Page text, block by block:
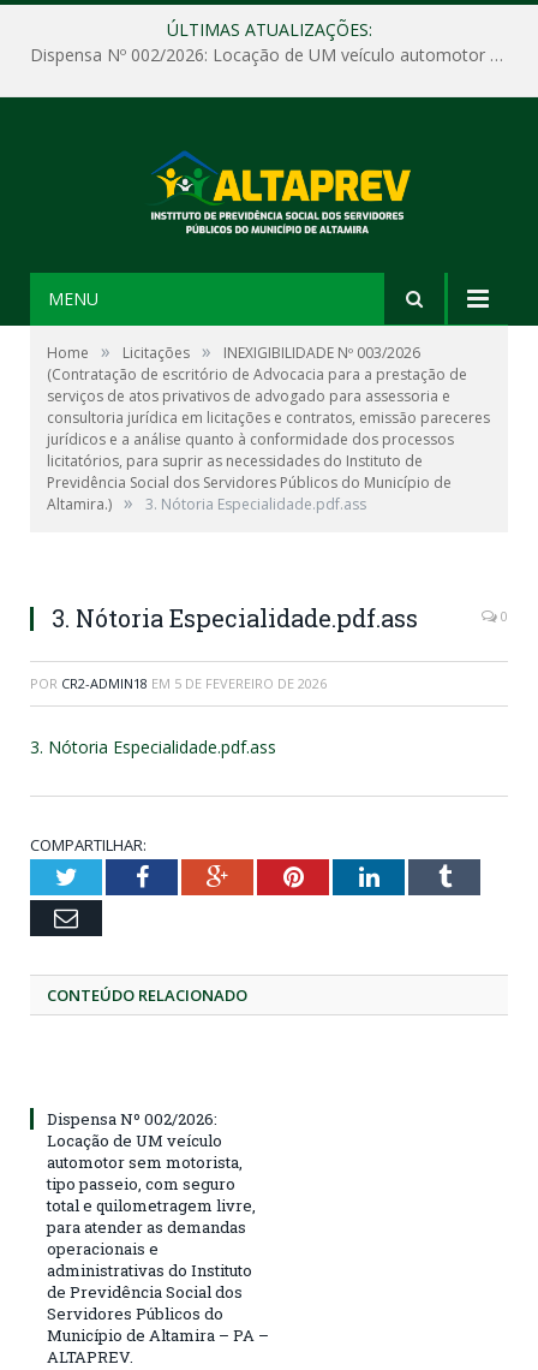
ÚLTIMAS ATUALIZAÇÕES:
Dispensa Nº 002/2026: Locação de UM veículo automotor sem motorista, tipo passeio, com seguro total e quilometragem livre, para atender as demandas operacionais e administrativas do Instituto de Previdência Social dos Servidores Públicos do Município de Altamira – PA – ALTAPREV.
MENU
Home » Licitações »
INEXIGIBILIDADE Nº 003/2026
(Contratação de escritório de Advocacia para a prestação de
serviços de atos privativos de advogado para assessoria e
consultoria jurídica em licitações e contratos, emissão pareceres
jurídicos e a análise quanto à conformidade dos processos
licitatórios, para suprir as necessidades do Instituto de
Previdência Social dos Servidores Públicos do Município de
Altamira.) » 3. Nótoria Especialidade.pdf.ass
3. Nótoria Especialidade.pdf.ass 0
POR CR2-ADMIN18 EM 5 DE FEVEREIRO DE 2026
3. Nótoria Especialidade.pdf.ass
COMPARTILHAR:
TwitterFacebookGoogle+PinterestLinkedInTumblr
Email
CONTEÚDO RELACIONADO
Dispensa Nº 002/2026:
Locação de UM veículo
automotor sem motorista,
tipo passeio, com seguro
total e quilometragem livre,
para atender as demandas
operacionais e
administrativas do Instituto
de Previdência Social dos
Servidores Públicos do
Município de Altamira – PA –
ALTAPREV.